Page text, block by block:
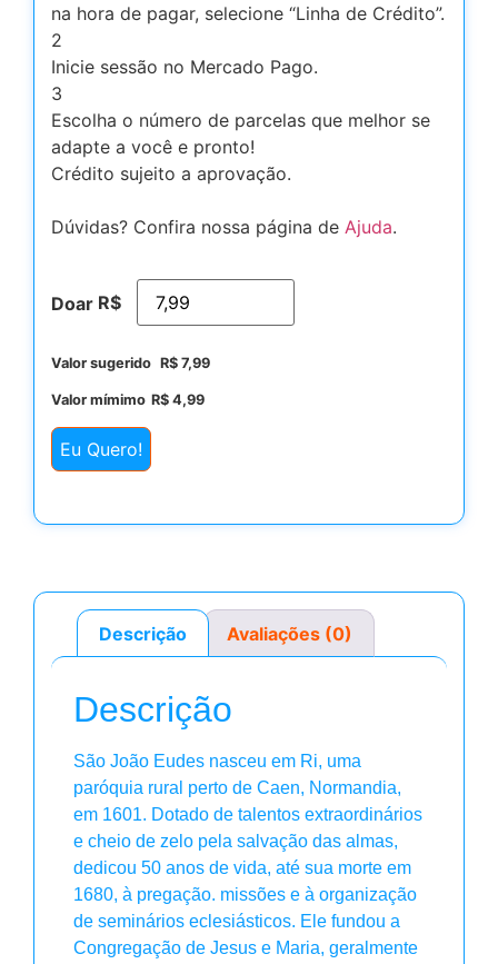
na hora de pagar, selecione “Linha de Crédito”.
2
Inicie sessão no Mercado Pago.
3
Escolha o número de parcelas que melhor se
adapte a você e pronto!
Crédito sujeito a aprovação.
Dúvidas? Confira nossa página de Ajuda.
Doar R$
Valor sugerido R$ 7,99
Valor mímimo R$ 4,99
Eu Quero!
Descrição Avaliações (0)
Descrição
São João Eudes nasceu em Ri, uma
paróquia rural perto de Caen, Normandia,
em 1601. Dotado de talentos extraordinários
e cheio de zelo pela salvação das almas,
dedicou 50 anos de vida, até sua morte em
1680, à pregação. missões e à organização
de seminários eclesiásticos. Ele fundou a
Congregação de Jesus e Maria, geralmente